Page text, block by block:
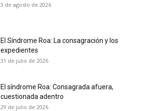
3 de agosto de 2026
El Síndrome Roa: La consagración y los
expedientes
31 de julio de 2026
El síndrome Roa: Consagrada afuera,
cuestionada adentro
29 de julio de 2026